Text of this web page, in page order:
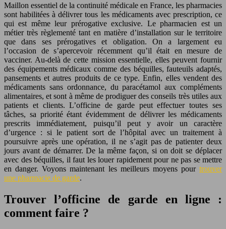
Maillon essentiel de la continuité médicale en France, les pharmacies
sont habilitées à délivrer tous les médicaments avec prescription, ce
qui est même leur prérogative exclusive. Le pharmacien est un
métier très règlementé tant en matière d’installation sur le territoire
que dans ses prérogatives et obligation. On a largement eu
l’occasion de s’apercevoir récemment qu’il était en mesure de
vacciner. Au-delà de cette mission essentielle, elles peuvent fournir
des équipements médicaux comme des béquilles, fauteuils adaptés,
pansements et autres produits de ce type. Enfin, elles vendent des
médicaments sans ordonnance, du paracétamol aux compléments
alimentaires, et sont à même de prodiguer des conseils très utiles aux
patients et clients. L’officine de garde peut effectuer toutes ses
tâches, sa priorité étant évidemment de délivrer les médicaments
prescrits immédiatement, puisqu’il peut y avoir un caractère
d’urgence : si le patient sort de l’hôpital avec un traitement à
poursuivre après une opération, il ne s’agit pas de patienter deux
jours avant de démarrer. De la même façon, si on doit se déplacer
avec des béquilles, il faut les louer rapidement pour ne pas se mettre
en danger. Voyons maintenant les meilleurs moyens pour trouver
une pharmacie de garde.
Trouver l’officine de garde en ligne :
comment faire ?